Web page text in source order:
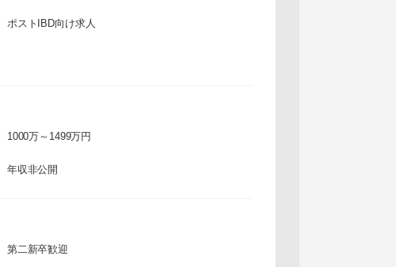
ポストIBD向け求人
1000万～1499万円
年収非公開
第二新卒歓迎